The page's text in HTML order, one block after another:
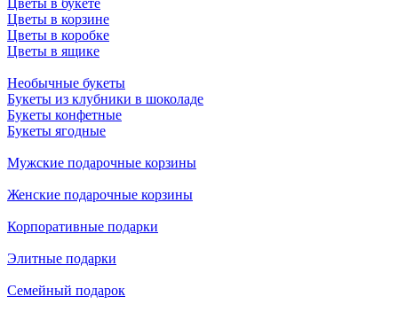
Цветы в букете
Цветы в корзине
Цветы в коробке
Цветы в ящике
Необычные букеты
Букеты из клубники в шоколаде
Букеты конфетные
Букеты ягодные
Мужские подарочные корзины
Женские подарочные корзины
Корпоративные подарки
Элитные подарки
Семейный подарок